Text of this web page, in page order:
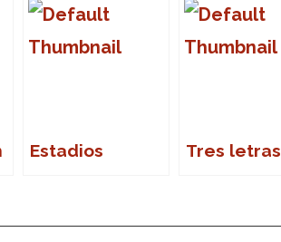
Estadios Tres letras